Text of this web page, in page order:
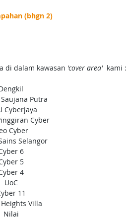
(bhgn 2)
di dalam kawasan 'cover area' kami :
Putra
Cyberjaya
Cyber
Cyber
Selangor
6
5
4
UoC
11
Villa
Nilai